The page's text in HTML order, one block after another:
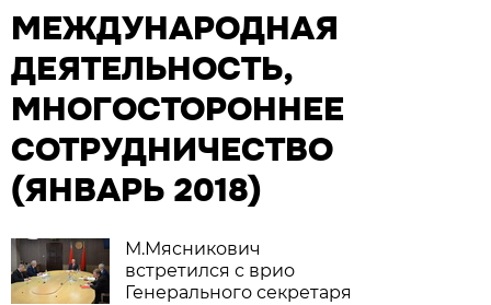
МЕЖДУНАРОДНАЯ
ДЕЯТЕЛЬНОСТЬ,
МНОГОСТОРОННЕЕ
СОТРУДНИЧЕСТВО
(ЯНВАРЬ 2018)
М.Мясникович
встретился с врио
Генерального секретаря